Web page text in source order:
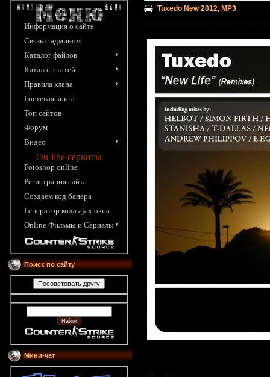
Информация o сайте
Связь с админом
Каталог файлов
Каталог статей
Правила клана
Гостевая книга
Топ сайтов
Форум
Видео
On-line сервисы
Fotoshop online
Pегистрация сайта
Создаем код банера
Генератор кода ajax окна
Online Фильмы и Сериалы
Поиск по сайту
Мини-чат
Tuxedo New 2012, MP3